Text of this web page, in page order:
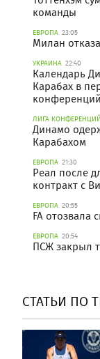
команды
ЕВРОПА 23:05
Милан
УКРАИНА 22:40
Календарь
Карабах в
конференций
ЛИГА КОНФЕРЕНЦИЙ
Динамо
Карабахом
ЕВРОПА 21:30
Реал после
контракт с
ЕВРОПА 20:55
FA
ЕВРОПА 20:54
ПСЖ закрыл
СТАТЬИ ПО